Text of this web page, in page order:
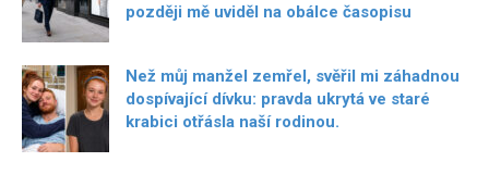
později mě uviděl na obálce časopisu
Než můj manžel zemřel, svěřil mi záhadnou
dospívající dívku: pravda ukrytá ve staré
krabici otřásla naší rodinou.